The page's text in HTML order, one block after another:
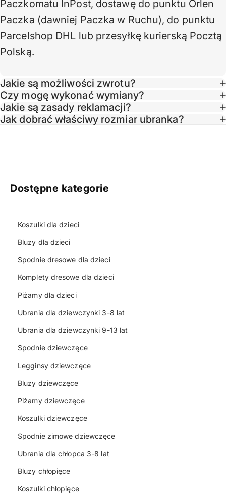
Paczkomatu InPost, dostawę do punktu Orlen
Paczka (dawniej Paczka w Ruchu), do punktu
Parcelshop DHL lub przesyłkę kurierską Pocztą
Polską.
Jakie są możliwości zwrotu?
Czy mogę wykonać wymiany?
Jakie są zasady reklamacji?
Jak dobrać właściwy rozmiar ubranka?
Dostępne kategorie
Koszulki dla dzieci
Bluzy dla dzieci
Spodnie dresowe dla dzieci
Komplety dresowe dla dzieci
Piżamy dla dzieci
Ubrania dla dziewczynki 3-8 lat
Ubrania dla dziewczynki 9-13 lat
Spodnie dziewczęce
Legginsy dziewczęce
Bluzy dziewczęce
Piżamy dziewczęce
Koszulki dziewczęce
Spodnie zimowe dziewczęce
Ubrania dla chłopca 3-8 lat
Bluzy chłopięce
Koszulki chłopięce